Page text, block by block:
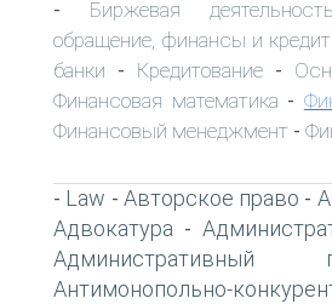
- Биржевая деятельность
обращение, финансы и кредит
банки - Кредитование -
Финансовая математика -
Финансовый менеджмент -
- Law - Авторское право -
Адвокатура -
Административный
Антимонопольно-